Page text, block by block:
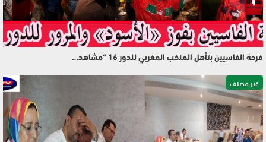
فرحة الفاسيين بتأهل المنخب المغربي للدور 16 “مشاهد…
غير مصنف